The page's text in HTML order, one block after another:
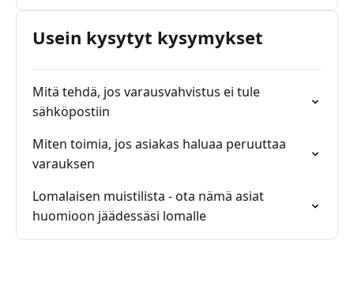
Usein kysytyt kysymykset
Mitä tehdä, jos varausvahvistus ei tule
sähköpostiin
Miten toimia, jos asiakas haluaa peruuttaa
varauksen
Lomalaisen muistilista - ota nämä asiat
huomioon jäädessäsi lomalle